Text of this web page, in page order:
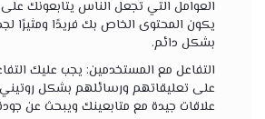
العوامل التي تجعل الناس يتابعونك
يكون المحتوى الخاص بك فريدًا ومثيرًا
بشكل دائم.
التفاعل مع المستخدمين: يجب عليك
على تعليقاتهم ورسائلهم بشكل
علاقات جيدة مع متابعينك ويبحث عن